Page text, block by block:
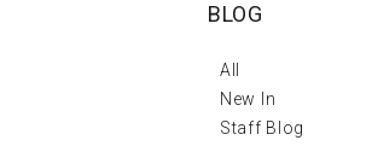
BLOG
All
New In
Staff Blog